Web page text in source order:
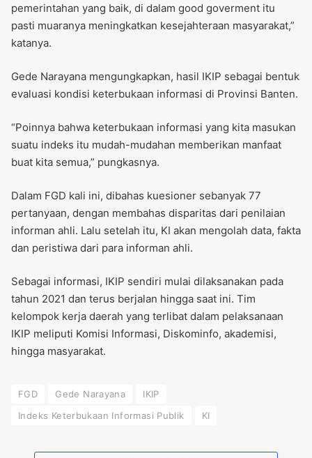
pemerintahan yang baik, di dalam good goverment itu
pasti muaranya meningkatkan kesejahteraan masyarakat,”
katanya.
Gede Narayana mengungkapkan, hasil IKIP sebagai bentuk
evaluasi kondisi keterbukaan informasi di Provinsi Banten.
“Poinnya bahwa keterbukaan informasi yang kita masukan
suatu indeks itu mudah-mudahan memberikan manfaat
buat kita semua,” pungkasnya.
Dalam FGD kali ini, dibahas kuesioner sebanyak 77
pertanyaan, dengan membahas disparitas dari penilaian
informan ahli. Lalu setelah itu, KI akan mengolah data, fakta
dan peristiwa dari para informan ahli.
Sebagai informasi, IKIP sendiri mulai dilaksanakan pada
tahun 2021 dan terus berjalan hingga saat ini. Tim
kelompok kerja daerah yang terlibat dalam pelaksanaan
IKIP meliputi Komisi Informasi, Diskominfo, akademisi,
hingga masyarakat.
FGD Gede Narayana
IKIP
Indeks Keterbukaan Informasi Publik
KI